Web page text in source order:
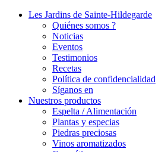
Les Jardins de Sainte-Hildegarde
Quiénes somos ?
Noticias
Eventos
Testimonios
Recetas
Política de confidencialidad
Síganos en
Nuestros productos
Espelta / Alimentación
Plantas y especias
Piedras preciosas
Vinos aromatizados